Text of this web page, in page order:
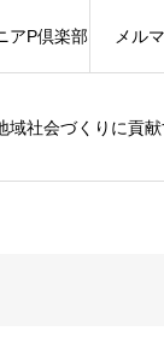
域社会づくりに貢
アP倶楽部 メル